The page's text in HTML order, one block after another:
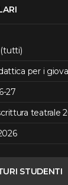
(tutti)
per i
27
teatrale
STUDENTI